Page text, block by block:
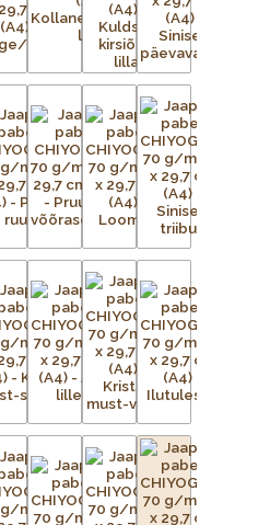
Esialgsest kujutisest
suurused, üks võrk
kasutusel plast- ja
emulsiooni abil
värv kantakse trükilauale
võrgu augud aga
raaklit. Värv kuivab ja
segatakse iga prindi jaoks
partiil. Pärast värvi
– kolm kuni 15 korda –